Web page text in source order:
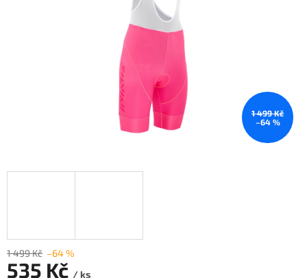
1 499 Kč
–64 %
1 499 Kč –64 %
535 Kč / ks